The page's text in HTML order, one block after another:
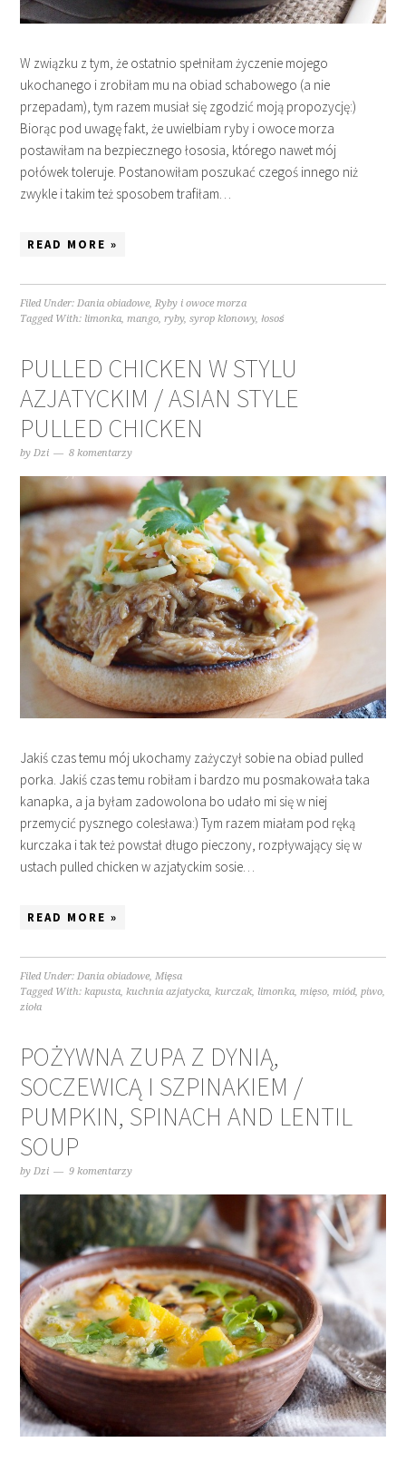
W związku z tym, że ostatnio spełniłam życzenie mojego
ukochanego i zrobiłam mu na obiad schabowego (a nie
przepadam), tym razem musiał się zgodzić moją propozycję:)
Biorąc pod uwagę fakt, że uwielbiam ryby i owoce morza
postawiłam na bezpiecznego łososia, którego nawet mój
połówek toleruje. Postanowiłam poszukać czegoś innego niż
zwykle i takim też sposobem trafiłam…
READ MORE »
Filed Under:Dania obiadowe,Ryby i owoce morza
Tagged With: limonka,mango,ryby,syrop klonowy,łosoś
PULLED CHICKEN W STYLU
AZJATYCKIM / ASIAN STYLE
PULLED CHICKEN
byDzi 8 komentarzy
Jakiś czas temu mój ukochamy zażyczył sobie na obiad pulled
porka. Jakiś czas temu robiłam i bardzo mu posmakowała taka
kanapka, a ja byłam zadowolona bo udało mi się w niej
przemycić pysznego colesława:) Tym razem miałam pod ręką
kurczaka i tak też powstał długo pieczony, rozpływający się w
ustach pulled chicken w azjatyckim sosie…
READ MORE »
Filed Under:Dania obiadowe,Mięsa
Tagged With:kapusta,kuchnia azjatycka,kurczak, limonka,mięso,miód,piwo,
zioła
POŻYWNA ZUPA Z DYNIĄ,
SOCZEWICĄ I SZPINAKIEM /
PUMPKIN, SPINACH AND LENTIL
SOUP
byDzi 9 komentarzy